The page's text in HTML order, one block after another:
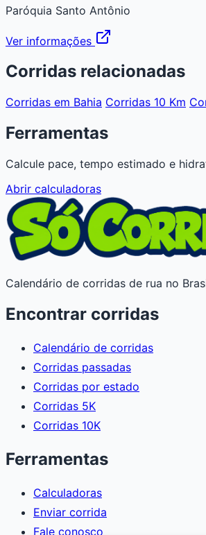
Paróquia Santo Antônio
Ver informações
Corridas relacionadas
Corridas em Bahia Corridas 10 Km
Ferramentas
Calcule pace, tempo estimado e
Abrir calculadoras
Calendário de corridas de rua no
Encontrar corridas
Calendário de corridas
Corridas passadas
Corridas por estado
Corridas 5K
Corridas 10K
Ferramentas
Calculadoras
Enviar corrida
Fale conosco